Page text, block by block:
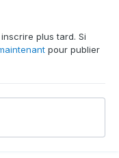
plus tard. Si
pour publier